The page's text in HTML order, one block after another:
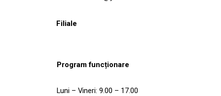
Filiale
Program funcționare
Luni – Vineri: 9.00 – 17.00